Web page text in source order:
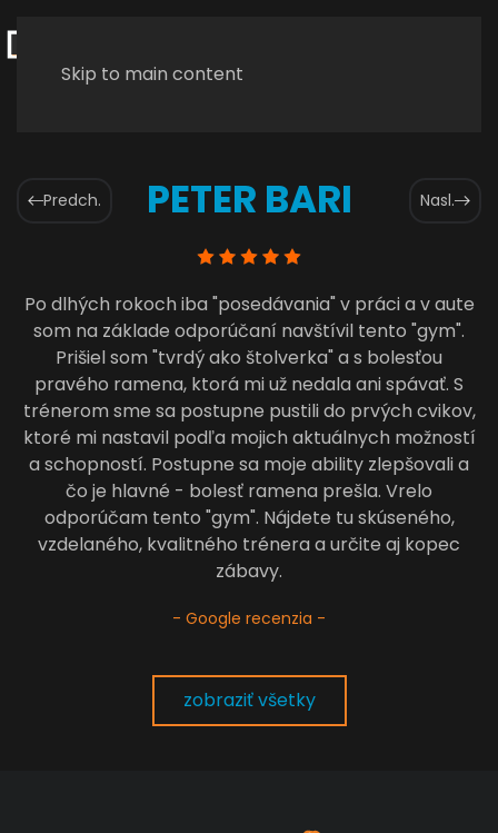
Skip to main content
Predch. Nasl.
PETER BARI
Po dlhých rokoch iba "posedávania" v práci a v aute
som na základe odporúčaní navštívil tento "gym".
Prišiel som "tvrdý ako štolverka" a s bolesťou
pravého ramena, ktorá mi už nedala ani spávať. S
trénerom sme sa postupne pustili do prvých cvikov,
ktoré mi nastavil podľa mojich aktuálnych možností
a schopností. Postupne sa moje ability zlepšovali a
čo je hlavné - bolesť ramena prešla. Vrelo
odporúčam tento "gym". Nájdete tu skúseného,
vzdelaného, kvalitného trénera a určite aj kopec
zábavy.
- Google recenzia -
zobraziť všetky